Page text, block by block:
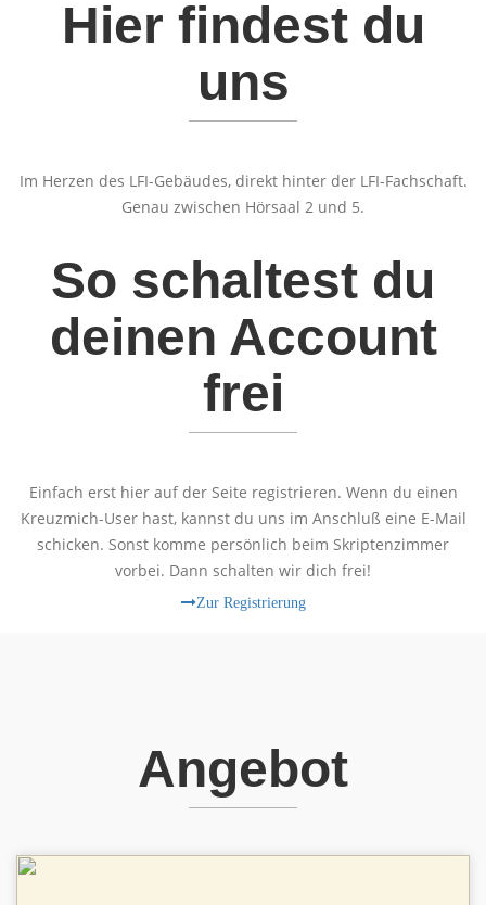
Hier findest du
uns
Im Herzen des LFI-Gebäudes, direkt hinter der LFI-Fachschaft.
Genau zwischen Hörsaal 2 und 5.
So schaltest du
deinen Account
frei
Einfach erst hier auf der Seite registrieren. Wenn du einen
Kreuzmich-User hast, kannst du uns im Anschluß eine E-Mail
schicken. Sonst komme persönlich beim Skriptenzimmer
vorbei. Dann schalten wir dich frei!
Zur Registrierung
Angebot